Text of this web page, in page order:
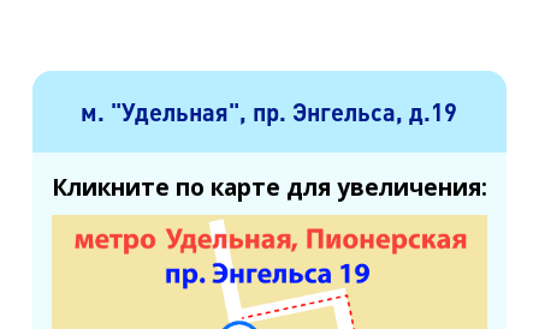
м. "Удельная", пр. Энгельса, д.19
Кликните по карте для увеличения: